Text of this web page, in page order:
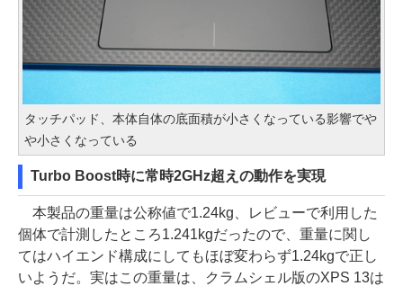
タッチパッド、本体自体の底面積が小さくなっている影響でや
や小さくなっている
Turbo Boost時に常時2GHz超えの動作を実現
本製品の重量は公称値で1.24kg、レビューで利用した
個体で計測したところ1.241kgだったので、重量に関し
てはハイエンド構成にしてもほぼ変わらず1.24kgで正し
いようだ。実はこの重量は、クラムシェル版のXPS 13は